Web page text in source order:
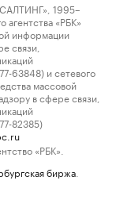
1995–
«РБК»
информации
связи,
63848) и сетевого
массовой
в сфере связи,
82385)
«РБК».
биржа